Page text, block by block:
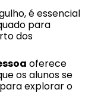
é essencial
para
dos
oferece
os alunos se
explorar o